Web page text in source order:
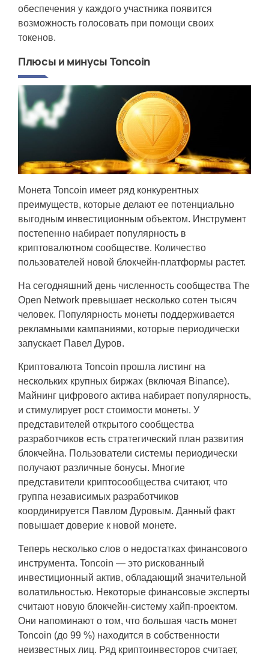
обеспечения у каждого участника появится
возможность голосовать при помощи своих
токенов.
Плюсы и минусы Toncoin
Монета Toncoin имеет ряд конкурентных
преимуществ, которые делают ее потенциально
выгодным инвестиционным объектом. Инструмент
постепенно набирает популярность в
криптовалютном сообществе. Количество
пользователей новой блокчейн-платформы растет.
На сегодняшний день численность сообщества The
Open Network превышает несколько сотен тысяч
человек. Популярность монеты поддерживается
рекламными кампаниями, которые периодически
запускает Павел Дуров.
Криптовалюта Toncoin прошла листинг на
нескольких крупных биржах (включая Binance).
Майнинг цифрового актива набирает популярность,
и стимулирует рост стоимости монеты. У
представителей открытого сообщества
разработчиков есть стратегический план развития
блокчейна. Пользователи системы периодически
получают различные бонусы. Многие
представители криптосообщества считают, что
группа независимых разработчиков
координируется Павлом Дуровым. Данный факт
повышает доверие к новой монете.
Теперь несколько слов о недостатках финансового
инструмента. Toncoin — это рискованный
инвестиционный актив, обладающий значительной
волатильностью. Некоторые финансовые эксперты
считают новую блокчейн-систему хайп-проектом.
Они напоминают о том, что большая часть монет
Toncoin (до 99 %) находится в собственности
неизвестных лиц. Ряд криптоинвесторов считает,